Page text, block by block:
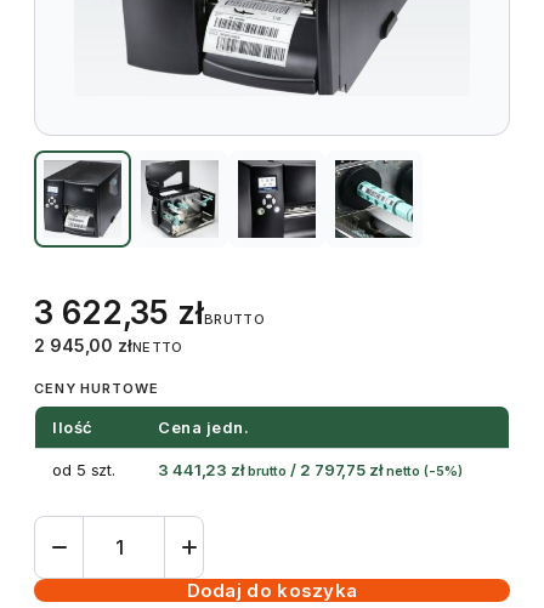
3 622,35 złBRUTTO
2 945,00 złNETTO
CENY HURTOWE
Ilość Cena jedn.
od 5 szt. 3 441,23 zł brutto / 2 797,75 zł netto (-5%)
ilość
Przemysłowa
drukarka
Dodaj do koszyka